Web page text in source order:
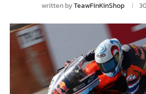
written byTeawFinKinShop